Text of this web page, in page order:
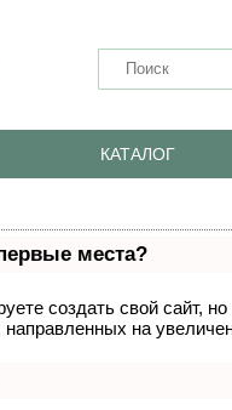
КАТАЛОГ
места?
создать свой сайт,
на